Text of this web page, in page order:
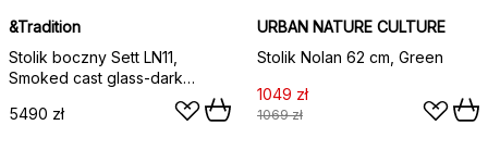
&Tradition
Stolik boczny Sett LN11,
Smoked cast glass-dark
5490 zł
URBAN NATURE CULTURE
Stolik Nolan 62 cm, Green
1049 zł
1069 zł